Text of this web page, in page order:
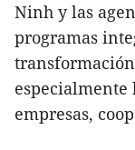
Ninh y las
programas
especialmente
empresas,